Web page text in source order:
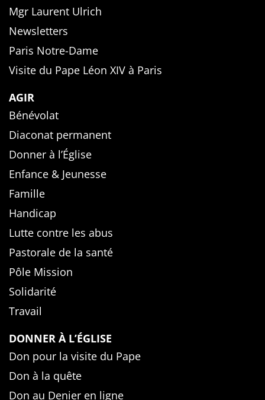
Mgr Laurent Ulrich
Newsletters
Paris Notre-Dame
Visite du Pape Léon XIV à Paris
AGIR
Bénévolat
Diaconat permanent
Donner à l’Église
Enfance & Jeunesse
Famille
Handicap
Lutte contre les abus
Pastorale de la santé
Pôle Mission
Solidarité
Travail
DONNER À L’ÉGLISE
Don pour la visite du Pape
Don à la quête
Don au Denier en ligne